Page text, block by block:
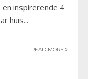
en inspirerende 4
huis...
READ MORE